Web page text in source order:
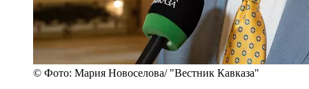
© Фото: Мария Новоселова/ "Вестник Кавказа"